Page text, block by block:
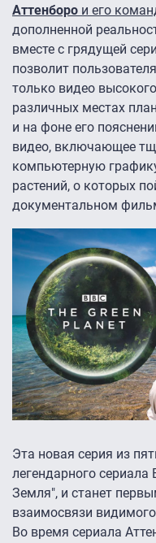
Аттенборо и его
дополненной
вместе с грядущей
позволит
только видео
различных местах
и на фоне его
видео, включающее
компьютерную
растений, о которых
документальном
Эта новая серия из
легендарного сериала
Земля", и станет
взаимосвязи
Во время сериала